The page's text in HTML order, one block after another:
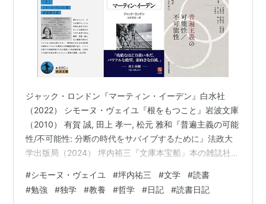
ジャック・ロンドン『マーティン・イーデン』白水社
（2022） シモーヌ・ヴェイユ『根をもつこと』岩波文庫
（2010） 有賀 誠, 田上 孝一, 松元 雅和『普遍主義の可能
性/不可能性: 分断の時代をサバイブするために』法政大
学出版局（2024） 坪内裕三『文庫本宝船』本の雑誌社
ミド出版（2020）
―――――――――――――――――――――――――
#シモーヌ・ヴェイユ #坪内祐三 #文学 #読書
#勉強 #独学 #教養 #哲学 #日記 #読書日記